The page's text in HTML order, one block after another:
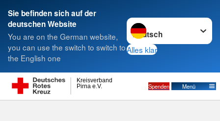
Sie befinden sich auf der
deutschen Website
You are on the German website,
you can use the switch to switch to
the English one
Sprache wechseln zu
Alles klar
Pirna e.V.
Kreisverband
Spenden Menü
Suche